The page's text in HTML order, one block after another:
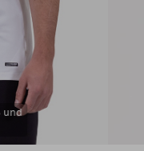
und